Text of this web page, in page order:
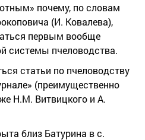
почему, по словам
(И. Ковалева),
первым вообще
системы пчеловодства.
статьи по пчеловодству
(преимущественно
Н.М. Витвицкого и А.
близ Батурина в с.